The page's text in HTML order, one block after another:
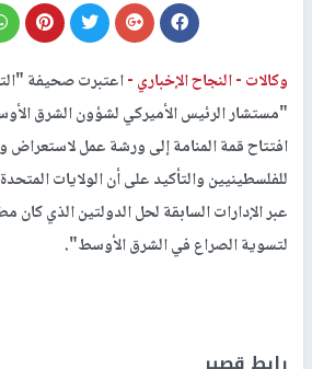
وكالات -النجاح الإخباري -اعتبرت صحيفة
"مستشار الرئيس الأميركي لشؤون ​الشرق
افتتاح قمة المنامة إلى ورشة عمل لاستعراض
للفلسطينيين والتأكيد على أن ​الولايات
عبر الإدارات السابقة لحل الدولتين الذي كان
لتسوية الصراع في الشرق الأوسط".